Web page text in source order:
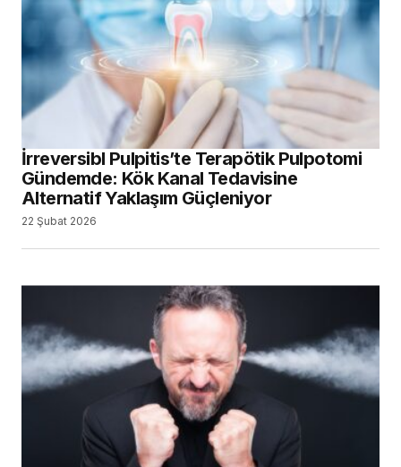
İrreversibl Pulpitis’te Terapötik Pulpotomi
Gündemde: Kök Kanal Tedavisine
Alternatif Yaklaşım Güçleniyor
22 Şubat 2026